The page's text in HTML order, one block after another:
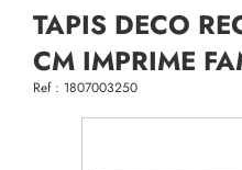
TAPIS DECO
CM IMPRIME
Ref : 1807003250